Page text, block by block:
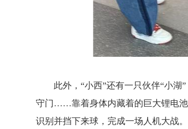
此外，“小西”还有一只伙伴“小湖”
守门……靠着身体内藏着的巨大锂电池
识别并挡下来球，完成一场人机大战。